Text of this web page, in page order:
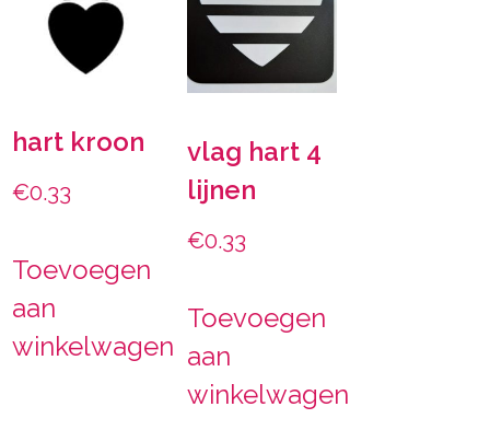
hart kroon
€0.33
Toevoegen
aan
winkelwagen
vlag hart 4
lijnen
€0.33
Toevoegen
aan
winkelwagen